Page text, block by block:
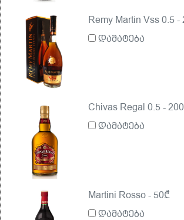
Remy Martin Vss 0.5 -
დამატება
Chivas Regal 0.5 -
დამატება
Martini Rosso - 50₾
დამატება